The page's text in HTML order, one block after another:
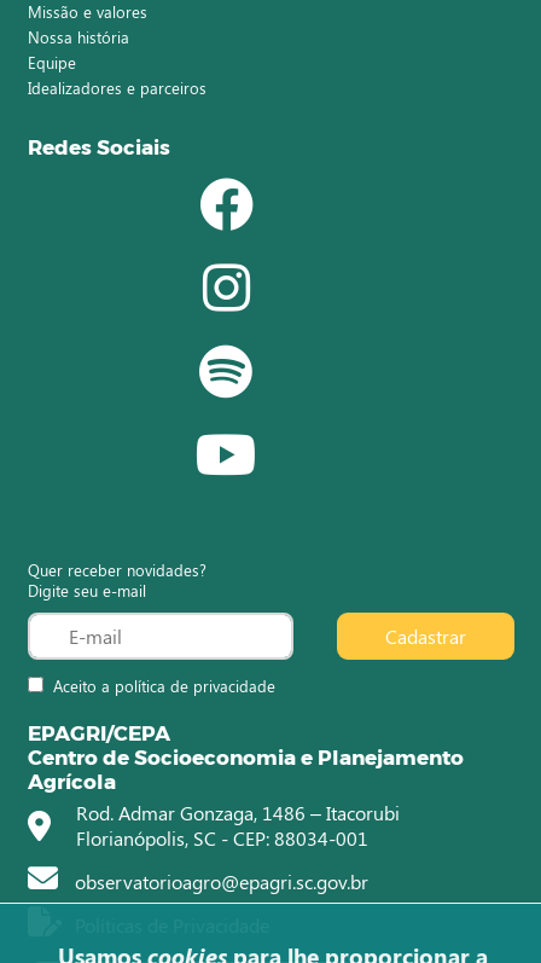
Missão e valores
Nossa história
Equipe
Idealizadores e parceiros
Redes Sociais
Quer receber novidades?
Digite seu e-mail
Aceito a política de privacidade
Cadastrar
EPAGRI/CEPA
Centro de Socioeconomia e Planejamento
Agrícola
Rod. Admar Gonzaga, 1486 – Itacorubi
Florianópolis, SC - CEP: 88034-001
observatorioagro@epagri.sc.gov.br
Usamos cookies para lhe proporcionar a